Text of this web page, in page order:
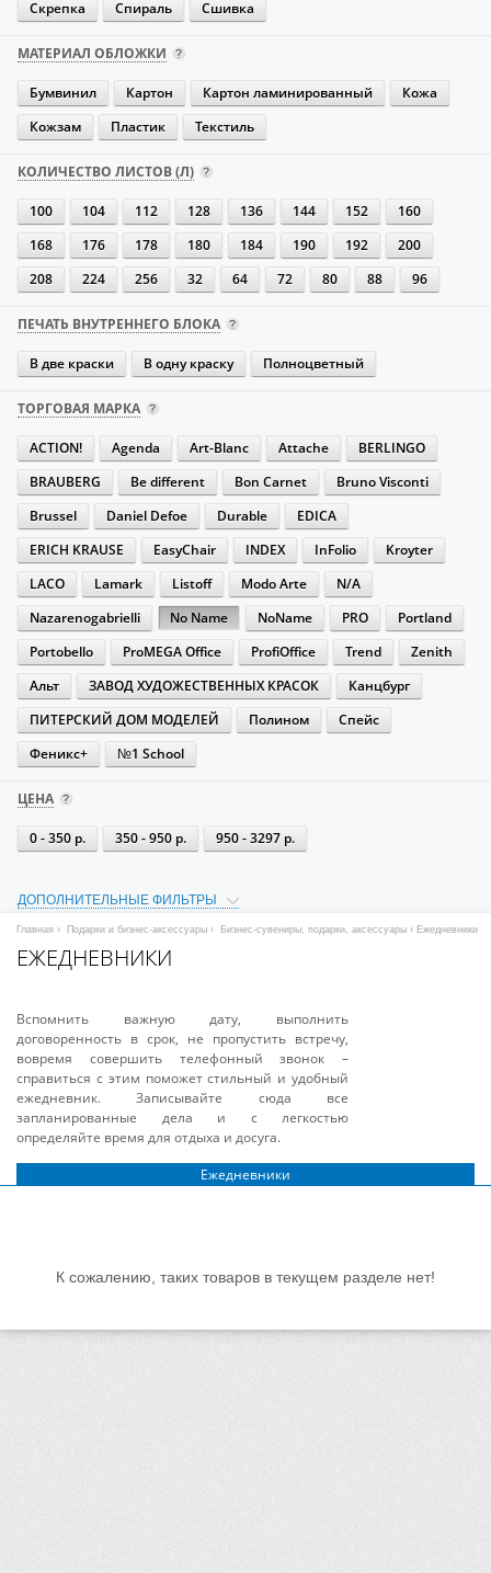
Скрепка
Спираль Сшивка
МАТЕРИАЛ ОБЛОЖКИ
Бумвинил Картон Картон ламинированный
Кожа
Кожзам
Пластик Текстиль
КОЛИЧЕСТВО ЛИСТОВ (Л)
100 104 112 128 136 144 152
160
168
176 178 180 184 190 192
200
208
224 256 32 64 72 80 88 96
ПЕЧАТЬ ВНУТРЕННЕГО БЛОКА
В две краски В одну краску Полноцветный
ТОРГОВАЯ МАРКА
ACTION! Agenda Art-Blanc Attache
BERLINGO
BRAUBERG
Be different Bon Carnet
Bruno Visconti
Brussel
Daniel Defoe Durable
EDICA
ERICH KRAUSE
EasyChair INDEX InFolio
Kroyter
LACO
Lamark Listoff Modo Arte
N/A
Nazarenogabrielli
No Name NoName PRO
Portland
Portobello
ProMEGA Office ProfiOffice Trend
Zenith
Альт
ЗАВОД ХУДОЖЕСТВЕННЫХ КРАСОК
Канцбург
ПИТЕРСКИЙ ДОМ МОДЕЛЕЙ
Полином
Спейс
Феникс+
№1 School
ЦЕНА
0 - 350 р. 350 - 950 р. 950 - 3297 р.
ДОПОЛНИТЕЛЬНЫЕ ФИЛЬТРЫ
Главная › Подарки и бизнес-аксессуары › Бизнес-сувениры, подарки, аксессуары › Ежедневники
ЕЖЕДНЕВНИКИ
Вспомнить важную дату, выполнить
договоренность в срок, не пропустить встречу,
вовремя совершить телефонный звонок –
справиться с этим поможет стильный и удобный
ежедневник. Записывайте сюда все
запланированные дела и с легкостью
определяйте время для отдыха и досуга.
Ежедневники
К сожалению, таких товаров в текущем разделе нет!